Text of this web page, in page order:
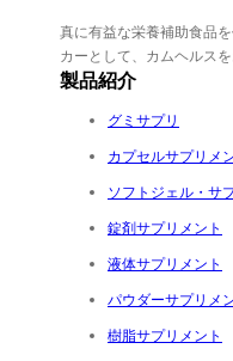
真に有益な栄養補助食品
カーとして、カムヘルスを
製品紹介
グミサプリ
カプセルサプリメ
ソフトジェル・サ
錠剤サプリメント
液体サプリメント
パウダーサプリメ
樹脂サプリメント